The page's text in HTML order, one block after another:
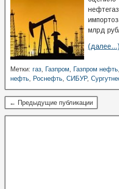
млрд
(далее…)
Метки: газ, Газпром, Газпром нефть,
нефть, Роснефть, СИБУР,
← Предыдущие публикации